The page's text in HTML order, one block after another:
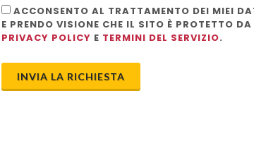
ACCONSENTO AL TRATTAMENTO DEI MIEI
E PRENDO VISIONE CHE IL SITO È PROTETTO
PRIVACY POLICY E TERMINI DEL SERVIZIO.
INVIA LA RICHIESTA